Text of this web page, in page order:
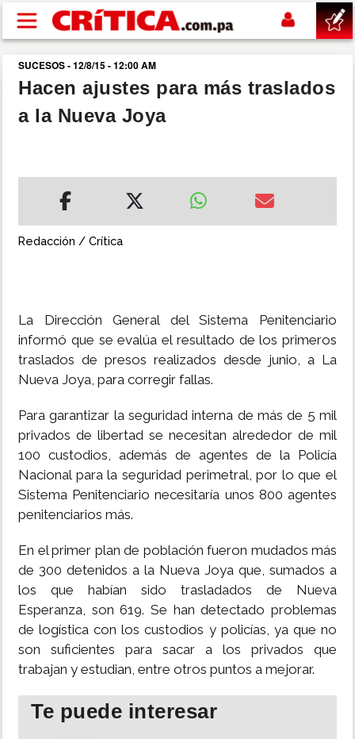
Pasar al contenido principal
buscar
SUCESOS
POLÍTICA
SHOW
MUNDO
INSÓLITAS
MULTIMEDIA
IMPRESO
SUCESOS - 12/8/15 - 12:00 AM
Hacen ajustes para más traslados
a la Nueva Joya
Redacción / Crítica
La Dirección General del Sistema Penitenciario
informó que se evalúa el resultado de los primeros
traslados de presos realizados desde junio, a La
Nueva Joya, para corregir fallas.
Para garantizar la seguridad interna de más de 5 mil
privados de libertad se necesitan alrededor de mil
100 custodios, además de agentes de la Policía
Nacional para la seguridad perimetral, por lo que el
Sistema Penitenciario necesitaría unos 800 agentes
penitenciarios más.
En el primer plan de población fueron mudados más
de 300 detenidos a la Nueva Joya que, sumados a
los que habían sido trasladados de Nueva
Esperanza, son 619. Se han detectado problemas
de logística con los custodios y policías, ya que no
son suficientes para sacar a los privados que
trabajan y estudian, entre otros puntos a mejorar.
Te puede interesar